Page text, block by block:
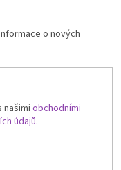
o nových
našimiobchodními
údajů.